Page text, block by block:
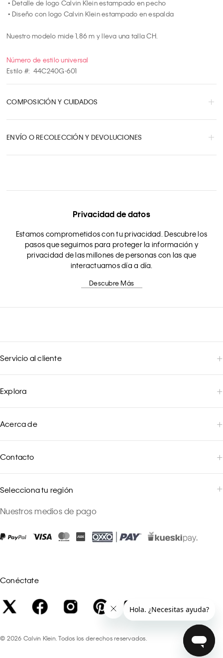
• Detalle de logo Calvin Klein estampado en pecho
• Diseño con logo Calvin Klein estampado en espalda
Nuestro modelo mide 1,86 m y lleva una talla CH.
Número de estilo universal
Estilo #: 44C240G-601
COMPOSICIÓN Y CUIDADOS
ENVÍO O RECOLECCIÓN Y DEVOLUCIONES
Privacidad de datos
Estamos comprometidos con tu privacidad. Descubre los
pasos que seguimos para proteger la información y
privacidad de las millones de personas con las que
interactuamos día a día.
Descubre Más
Servicio al cliente
Explora
Acerca de
Contacto
Selecciona tu región
Nuestros medios de pago
Conéctate
© 2026 Calvin Klein. Todos los derechos reservados.